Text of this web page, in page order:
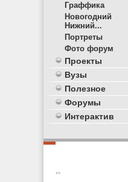
Граффика
Новогодний
Нижний...
Портреты
Фото форум
Проекты
Вузы
Полезное
Форумы
Интерактив
**